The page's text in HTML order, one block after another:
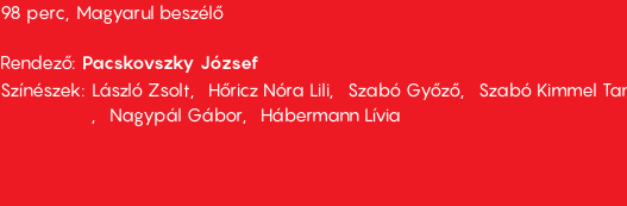
98 perc,
Magyarul beszélő
Rendező Pacskovszky József
Színészek
László Zsolt Hőricz Nóra Lili Szabó Győző Szabó Kimmel
Nagypál Gábor
Hábermann Lívia